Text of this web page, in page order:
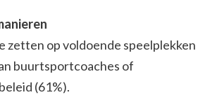
zetten op voldoende speelplekken
buurtsportcoaches of
(61%).